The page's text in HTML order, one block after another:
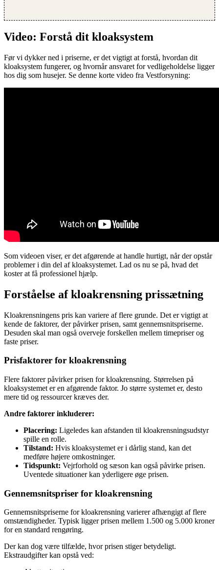
Video: Forstå dit kloaksystem
Før vi dykker ned i priserne, er det vigtigt at forstå, hvordan dit
kloaksystem fungerer, og hvornår ansvaret for vedligeholdelse ligger
hos dig som husejer. Se denne korte video fra Vestforsyning:
Som videoen viser, er det afgørende at handle hurtigt, når der opstår
problemer i din del af kloaksystemet. Lad os nu se på, hvad det
koster at få professionel hjælp.
Forståelse af kloakrensning prissætning
Kloakrensningens pris kan variere af flere grunde. Det er vigtigt at
kende de faktorer, der påvirker prisen, samt gennemsnitspriserne.
Desuden skal man også overveje forskellen mellem timepriser og
faste priser.
Prisfaktorer for kloakrensning
Flere faktorer påvirker prisen for kloakrensning. Størrelsen på
kloaksystemet er en afgørende faktor. Jo større systemet er, desto
mere tid og ressourcer kræves der.
Andre faktorer inkluderer:
Placering: Ligeledes kan afstanden til kloakrensningsudstyr
spille en rolle.
Tilstand: Hvis kloaksystemet er i dårlig stand, kan det
medføre højere omkostninger.
Tidspunkt: Vejrforhold og sæson kan også påvirke prisen.
Uventede situationer kan yderligere øge prisen.
Gennemsnitspriser for kloakrensning
Gennemsnitspriserne for kloakrensning varierer afhængigt af flere
omstændigheder. Typisk ligger prisen mellem 1.500 og 5.000 kroner
for en standard rengøring.
Der kan dog være tilfælde, hvor prisen stiger betydeligt.
Ekstraudgifter kan opstå ved: